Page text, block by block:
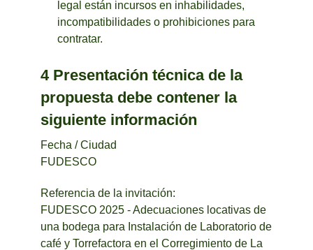
legal están incursos en inhabilidades,
incompatibilidades o prohibiciones para
contratar.
4 Presentación técnica de la
propuesta debe contener la
siguiente información
Fecha / Ciudad
FUDESCO
Referencia de la invitación:
FUDESCO 2025 - Adecuaciones locativas de
una bodega para Instalación de Laboratorio de
café y Torrefactora en el Corregimiento de La